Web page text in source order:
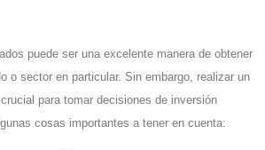
puede ser una excelente manera de obtener
o sector en particular. Sin embargo, realizar un
para tomar decisiones de inversión
cosas importantes a tener en cuenta: